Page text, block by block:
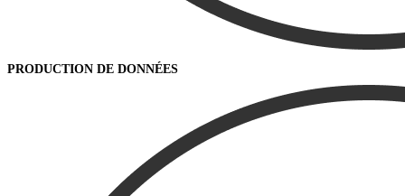
PRODUCTION DE DONNÉES